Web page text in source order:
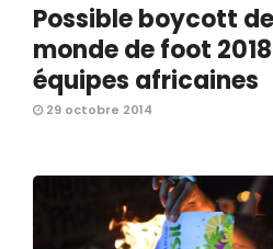
Possible boycott
monde de foot
équipes africaines
29 octobre 2014